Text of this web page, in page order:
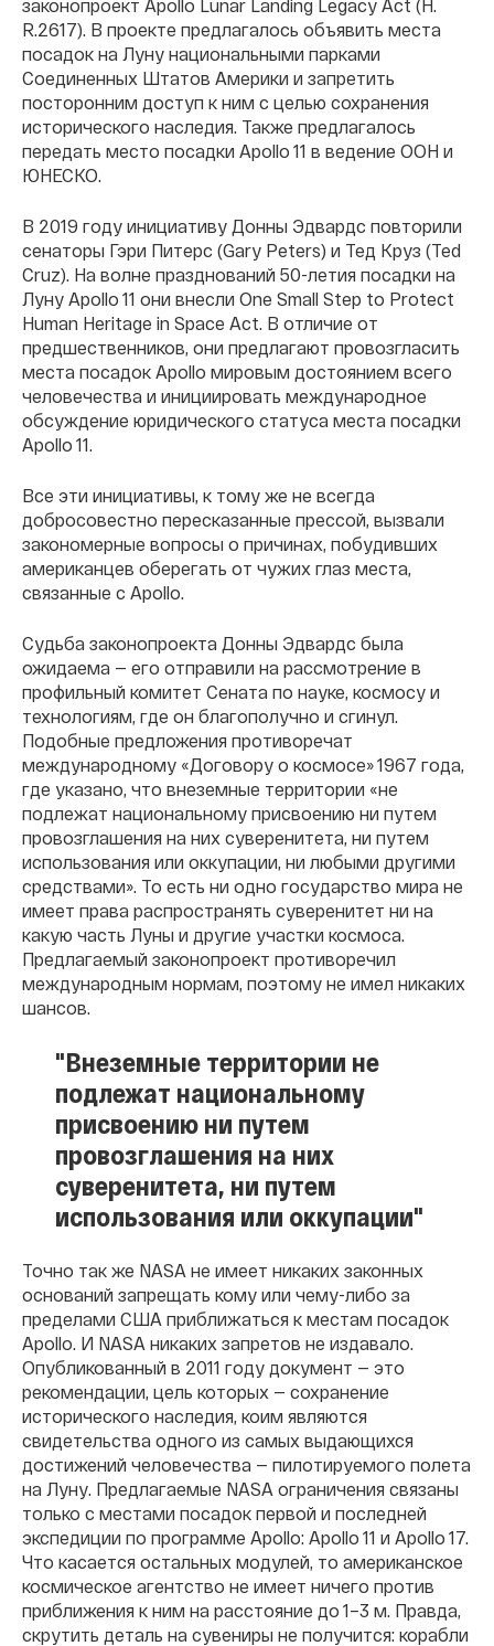
законопроект Apollo Lunar Landing Legacy Act (H.
R.2617). В проекте предлагалось объявить места
посадок на Луну национальными парками
Соединенных Штатов Америки и запретить
посторонним доступ к ним с целью сохранения
исторического наследия. Также предлагалось
передать место посадки Apollo 11 в ведение ООН и
ЮНЕСКО.
В 2019 году инициативу Донны Эдвардс повторили
сенаторы Гэри Питерс (Gary Peters) и Тед Круз (Ted
Cruz). На волне празднований 50-летия посадки на
Луну Apollo 11 они внесли One Small Step to Protect
Human Heritage in Space Act. В отличие от
предшественников, они предлагают провозгласить
места посадок Apollo мировым достоянием всего
человечества и инициировать международное
обсуждение юридического статуса места посадки
Apollo 11.
Все эти инициативы, к тому же не всегда
добросовестно пересказанные прессой, вызвали
закономерные вопросы о причинах, побудивших
американцев оберегать от чужих глаз места,
связанные с Apollo.
Судьба законопроекта Донны Эдвардс была
ожидаема — его отправили на рассмотрение в
профильный комитет Сената по науке, космосу и
технологиям, где он благополучно и сгинул.
Подобные предложения противоречат
международному «Договору о космосе» 1967 года,
где указано, что внеземные территории «не
подлежат национальному присвоению ни путем
провозглашения на них суверенитета, ни путем
использования или оккупации, ни любыми другими
средствами». То есть ни одно государство мира не
имеет права распространять суверенитет ни на
какую часть Луны и другие участки космоса.
Предлагаемый законопроект противоречил
международным нормам, поэтому не имел никаких
шансов.
"Внеземные территории не
подлежат национальному
присвоению ни путем
провозглашения на них
суверенитета, ни путем
использования или оккупации"
Точно так же NASA не имеет никаких законных
оснований запрещать кому или чему-либо за
пределами США приближаться к местам посадок
Apollo. И NASA никаких запретов не издавало.
Опубликованный в 2011 году документ — это
рекомендации, цель которых — сохранение
исторического наследия, коим являются
свидетельства одного из самых выдающихся
достижений человечества — пилотируемого полета
на Луну. Предлагаемые NASA ограничения связаны
только с местами посадок первой и последней
экспедиции по программе Apollo: Apollo 11 и Apollo 17.
Что касается остальных модулей, то американское
космическое агентство не имеет ничего против
приближения к ним на расстояние до 1–3 м. Правда,
скрутить деталь на сувениры не получится: корабли